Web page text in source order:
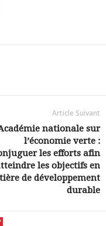
Article Suivant
nationale sur
l’économie verte :
les efforts afin
les objectifs en
de développement
durable